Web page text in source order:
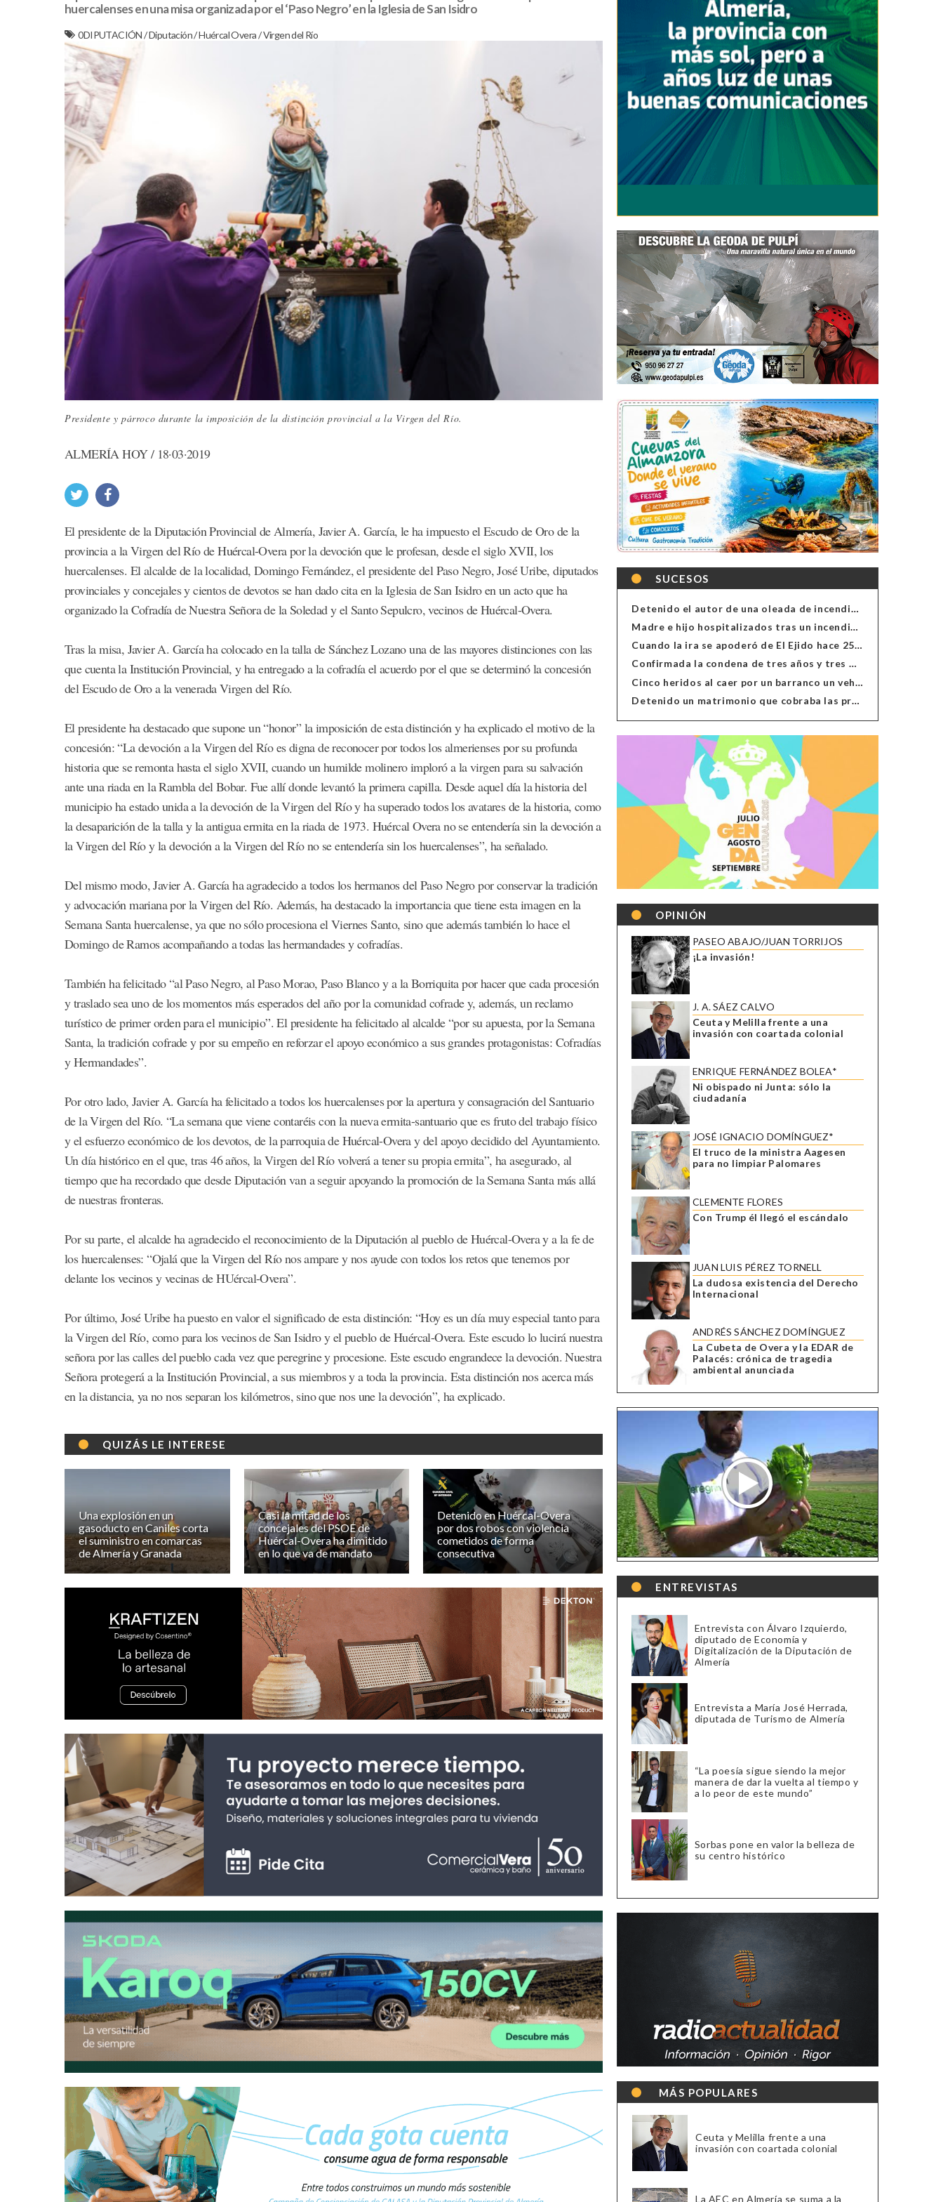
huercalenses en una misa organizada por el ‘Paso Negro’ en la Iglesia de San Isidro
0DIPUTACIÓN/Diputación/Huércal Overa/Virgen del Río
Presidente y párroco durante la imposición de la distinción provincial a la Virgen del Río.
ALMERÍA HOY / 18·03·2019
El presidente de la Diputación Provincial de Almería, Javier A. García, le ha impuesto el Escudo de Oro de la
provincia a la Virgen del Río de Huércal-Overa por la devoción que le profesan, desde el siglo XVII, los
huercalenses. El alcalde de la localidad, Domingo Fernández, el presidente del Paso Negro, José Uribe, diputados
provinciales y concejales y cientos de devotos se han dado cita en la Iglesia de San Isidro en un acto que ha
organizado la Cofradía de Nuestra Señora de la Soledad y el Santo Sepulcro, vecinos de Huércal-Overa.
Tras la misa, Javier A. García ha colocado en la talla de Sánchez Lozano una de las mayores distinciones con las
que cuenta la Institución Provincial, y ha entregado a la cofradía el acuerdo por el que se determinó la concesión
del Escudo de Oro a la venerada Virgen del Río.
El presidente ha destacado que supone un “honor” la imposición de esta distinción y ha explicado el motivo de la
concesión: “La devoción a la Virgen del Río es digna de reconocer por todos los almerienses por su profunda
historia que se remonta hasta el siglo XVII, cuando un humilde molinero imploró a la virgen para su salvación
ante una riada en la Rambla del Bobar. Fue allí donde levantó la primera capilla. Desde aquel día la historia del
municipio ha estado unida a la devoción de la Virgen del Río y ha superado todos los avatares de la historia, como
la desaparición de la talla y la antigua ermita en la riada de 1973. Huércal Overa no se entendería sin la devoción a
la Virgen del Río y la devoción a la Virgen del Río no se entendería sin los huercalenses”, ha señalado.
Del mismo modo, Javier A. García ha agradecido a todos los hermanos del Paso Negro por conservar la tradición
y advocación mariana por la Virgen del Río. Además, ha destacado la importancia que tiene esta imagen en la
Semana Santa huercalense, ya que no sólo procesiona el Viernes Santo, sino que además también lo hace el
Domingo de Ramos acompañando a todas las hermandades y cofradías.
También ha felicitado “al Paso Negro, al Paso Morao, Paso Blanco y a la Borriquita por hacer que cada procesión
y traslado sea uno de los momentos más esperados del año por la comunidad cofrade y, además, un reclamo
turístico de primer orden para el municipio”. El presidente ha felicitado al alcalde “por su apuesta, por la Semana
Santa, la tradición cofrade y por su empeño en reforzar el apoyo económico a sus grandes protagonistas: Cofradías
y Hermandades”.
Por otro lado, Javier A. García ha felicitado a todos los huercalenses por la apertura y consagración del Santuario
de la Virgen del Río. “La semana que viene contaréis con la nueva ermita-santuario que es fruto del trabajo físico
y el esfuerzo económico de los devotos, de la parroquia de Huércal-Overa y del apoyo decidido del Ayuntamiento.
Un día histórico en el que, tras 46 años, la Virgen del Río volverá a tener su propia ermita”, ha asegurado, al
tiempo que ha recordado que desde Diputación van a seguir apoyando la promoción de la Semana Santa más allá
de nuestras fronteras.
Por su parte, el alcalde ha agradecido el reconocimiento de la Diputación al pueblo de Huércal-Overa y a la fe de
los huercalenses: “Ojalá que la Virgen del Río nos ampare y nos ayude con todos los retos que tenemos por
delante los vecinos y vecinas de HUércal-Overa”.
Por último, José Uribe ha puesto en valor el significado de esta distinción: “Hoy es un día muy especial tanto para
la Virgen del Río, como para los vecinos de San Isidro y el pueblo de Huércal-Overa. Este escudo lo lucirá nuestra
señora por las calles del pueblo cada vez que peregrine y procesione. Este escudo engrandece la devoción. Nuestra
Señora protegerá a la Institución Provincial, a sus miembros y a toda la provincia. Esta distinción nos acerca más
en la distancia, ya no nos separan los kilómetros, sino que nos une la devoción”, ha explicado.
QUIZÁS LE INTERESE
Una explosión en un
gasoducto en Caniles corta
el suministro en comarcas
de Almería y Granada
Casi la mitad de los
concejales del PSOE de
Huércal-Overa ha dimitido
en lo que va de mandato
Detenido en Huércal-Overa
por dos robos con violencia
cometidos de forma
consecutiva
SUCESOS
Detenido el autor de una oleada de incendios de contenedores en Almería
Madre e hijo hospitalizados tras un incendio en la cocina de una vivienda en Almería
Cuando la ira se apoderó de El Ejido hace 25 años
Confirmada la condena de tres años y tres meses al hombre de Antas acusado de xenofobia
Cinco heridos al caer por un barranco un vehículo en Alcolea
Detenido un matrimonio que cobraba las prestaciones de ilegales en Almería, Granada, Málaga, Huelva y Murcia
OPINIÓN
PASEO ABAJO/JUAN TORRIJOS
¡La invasión!
J. A. SÁEZ CALVO
Ceuta y Melilla frente a una
invasión con coartada colonial
ENRIQUE FERNÁNDEZ BOLEA*
Ni obispado ni Junta: sólo la
ciudadanía
JOSÉ IGNACIO DOMÍNGUEZ*
El truco de la ministra Aagesen
para no limpiar Palomares
CLEMENTE FLORES
Con Trump él llegó el escándalo
JUAN LUIS PÉREZ TORNELL
La dudosa existencia del Derecho
Internacional
ANDRÉS SÁNCHEZ DOMÍNGUEZ
La Cubeta de Overa y la EDAR de
Palacés: crónica de tragedia
ambiental anunciada
ENTREVISTAS
Entrevista con Álvaro Izquierdo,
diputado de Economía y
Digitalización de la Diputación de
Almería
Entrevista a María José Herrada,
diputada de Turismo de Almería
“La poesía sigue siendo la mejor
manera de dar la vuelta al tiempo y
a lo peor de este mundo”
Sorbas pone en valor la belleza de
su centro histórico
MÁS POPULARES
Ceuta y Melilla frente a una
invasión con coartada colonial
La AEC en Almería se suma a la